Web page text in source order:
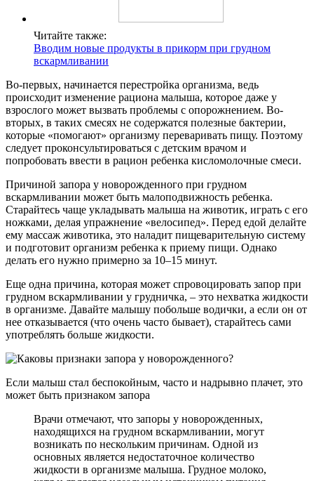
Читайте также:
Вводим новые продукты в прикорм при грудном
вскармливании
Во-первых, начинается перестройка организма, ведь
происходит изменение рациона малыша, которое даже у
взрослого может вызвать проблемы с опорожнением. Во-
вторых, в таких смесях не содержатся полезные бактерии,
которые «помогают» организму переваривать пищу. Поэтому
следует проконсультироваться с детским врачом и
попробовать ввести в рацион ребенка кисломолочные смеси.
Причиной запора у новорожденного при грудном
вскармливании может быть малоподвижность ребенка.
Старайтесь чаще укладывать малыша на животик, играть с его
ножками, делая упражнение «велосипед». Перед едой делайте
ему массаж животика, это наладит пищеварительную систему
и подготовит организм ребенка к приему пищи. Однако
делать его нужно примерно за 10–15 минут.
Еще одна причина, которая может спровоцировать запор при
грудном вскармливании у грудничка, – это нехватка жидкости
в организме. Давайте малышу побольше водички, а если он от
нее отказывается (что очень часто бывает), старайтесь сами
употреблять больше жидкости.
Если малыш стал беспокойным, часто и надрывно плачет, это
может быть признаком запора
Врачи отмечают, что запоры у новорожденных,
находящихся на грудном вскармливании, могут
возникать по нескольким причинам. Одной из
основных является недостаточное количество
жидкости в организме малыша. Грудное молоко,